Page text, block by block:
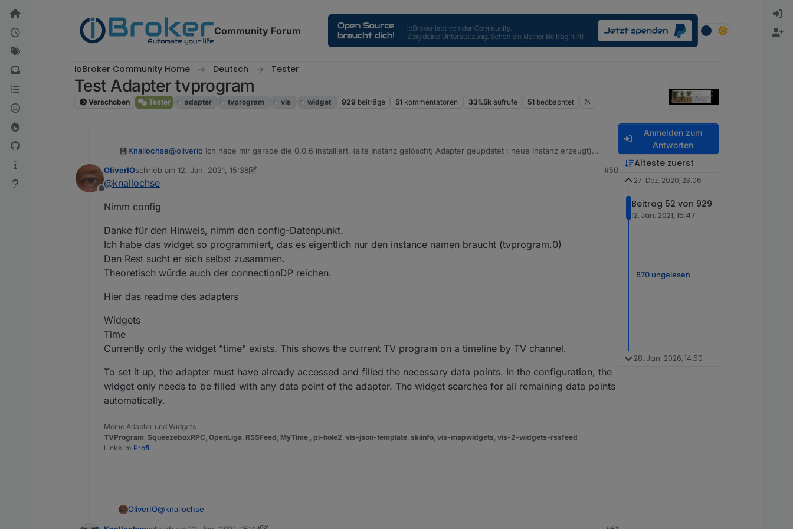
Weiter zum Inhalt
Community Forum
ioBroker Community Home Deutsch Tester
Test Adapter tvprogram
Verschoben Tester adapter tvprogram vis widget 929 beiträge 51 kommentatoren 331.5k aufrufe 51 beobachtet
Knallochse@oliverio Ich habe mir gerade die 0.0.6 installiert. (alte Instanz gelöscht; Adapter geupdatet ; neue Instanz erzeugt)
soll
Offline
OliverIOschrieb am 12. Jan. 2021, 15:38
zuletzt editiert von OliverIO1. Dez. 2021, 16:38
#50
@knallochse
Nimm config
Danke für den Hinweis, nimm den config-Datenpunkt.
Ich habe das widget so programmiert, das es eigentlich nur den instance namen braucht (tvprogram.0)
Den Rest sucht er sich selbst zusammen.
Theoretisch würde auch der connectionDP reichen.
Hier das readme des adapters
Widgets
Time
Currently only the widget "time" exists. This shows the current TV program on a timeline by TV channel.
To set it up, the adapter must have already accessed and filled the necessary data points. In the configuration, the
widget only needs to be filled with any data point of the adapter. The widget searches for all remaining data points
automatically.
Meine Adapter und Widgets
TVProgram, SqueezeboxRPC, OpenLiga, RSSFeed, MyTime,, pi-hole2, vis-json-template, skiinfo, vis-mapwidgets, vis-2-widgets-rssfeed
Links im Profil
OliverIO@knallochse
Anmelden zum
Antworten
Älteste zuerst
27. Dez. 2020, 23:06
Beitrag 52 von 929
12. Jan. 2021, 15:47
870 ungelesen
28. Jan. 2026, 14:50